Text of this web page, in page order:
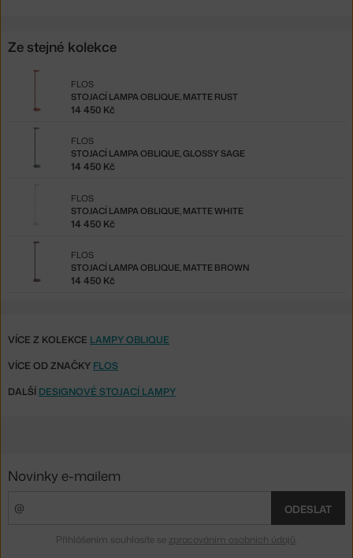
Ze stejné kolekce
STOJACÍ LAMPA OBLIQUE, MATTE RUST
FLOS
14 450 Kč
STOJACÍ LAMPA OBLIQUE, GLOSSY SAGE
FLOS
14 450 Kč
STOJACÍ LAMPA OBLIQUE, MATTE WHITE
FLOS
14 450 Kč
STOJACÍ LAMPA OBLIQUE, MATTE BROWN
FLOS
14 450 Kč
VÍCE Z KOLEKCE LAMPY OBLIQUE
VÍCE OD ZNAČKY FLOS
DALŠÍ DESIGNOVÉ STOJACÍ LAMPY
Novinky e-mailem
ODESLAT
Přihlášením souhlasíte se zpracováním osobních údajů